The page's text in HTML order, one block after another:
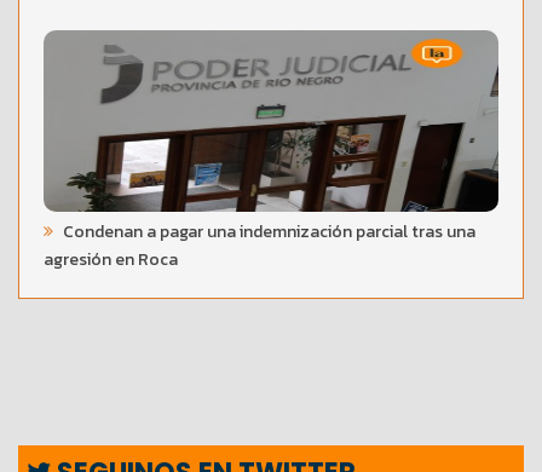
Condenan a pagar una indemnización parcial tras una
agresión en Roca